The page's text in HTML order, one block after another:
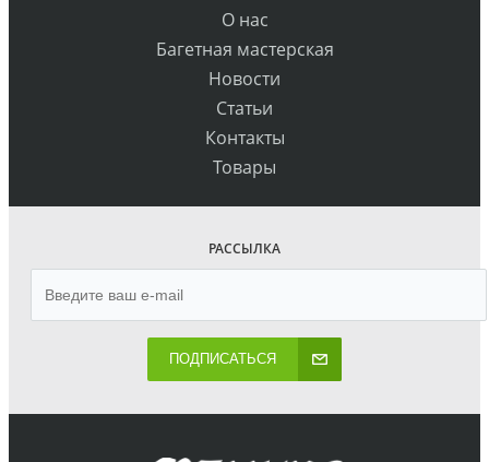
О нас
Багетная мастерская
Новости
Статьи
Контакты
Товары
РАССЫЛКА
ПОДПИСАТЬСЯ